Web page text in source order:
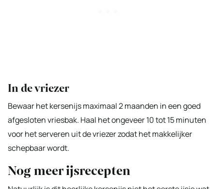
In de vriezer
Bewaar het kersenijs maximaal 2 maanden in een goed
afgesloten vriesbak. Haal het ongeveer 10 tot 15 minuten
voor het serveren uit de vriezer zodat het makkelijker
schepbaar wordt.
Nog meer ijsrecepten